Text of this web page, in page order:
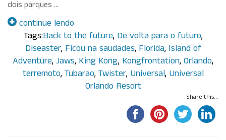
dois parques …
continue lendo
Tags:Back to the future, De volta para o futuro,
Diseaster, Ficou na saudades, Florida, Island of
Adventure, Jaws, King Kong, Kongfrontation, Orlando,
terremoto, Tubarao, Twister, Universal, Universal
Orlando Resort
Share this...